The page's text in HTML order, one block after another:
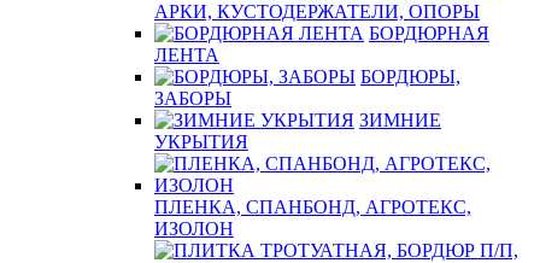
АРКИ, КУСТОДЕРЖАТЕЛИ, ОПОРЫ
БОРДЮРНАЯ
ЛЕНТА
БОРДЮРЫ,
ЗАБОРЫ
ЗИМНИЕ
УКРЫТИЯ
ПЛЕНКА, СПАНБОНД, АГРОТЕКС,
ИЗОЛОН